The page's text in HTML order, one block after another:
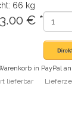
66 kg
€ *
in PayPal
lieferbar